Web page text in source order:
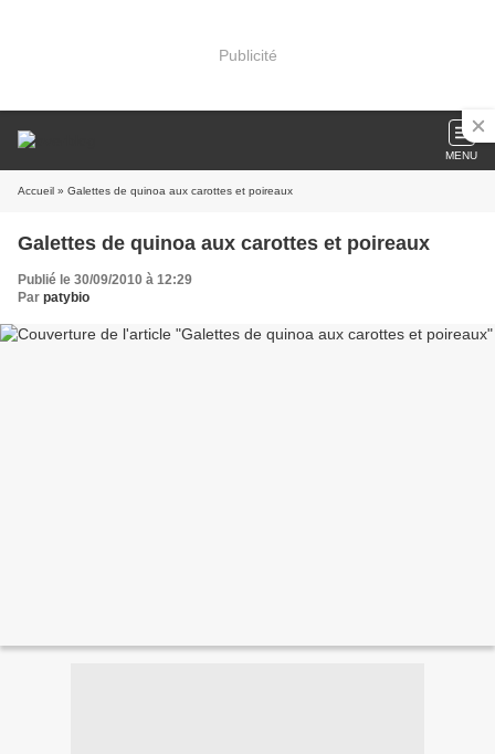
Publicité
MENU
Accueil » Galettes de quinoa aux carottes et poireaux
Galettes de quinoa aux carottes et poireaux
Publié le 30/09/2010 à 12:29
Par patybio